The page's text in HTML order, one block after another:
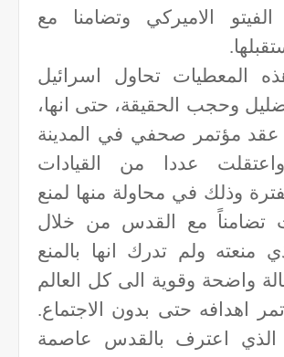
الاميركي وتضامنا مع
المعطيات تحاول اسرائيل
وحجب الحقيقة، حتى انها،
عقد مؤتمر صحفي في المدينة
عددا من القيادات
وذلك في محاولة منها لمنع
تضامناً مع القدس من خلال
منعته ولم تدرك انها بالمنع
واضحة وقوية الى كل العالم
اهدافه حتى بدون الاجتماع.
الذي اعترف بالقدس عاصمة